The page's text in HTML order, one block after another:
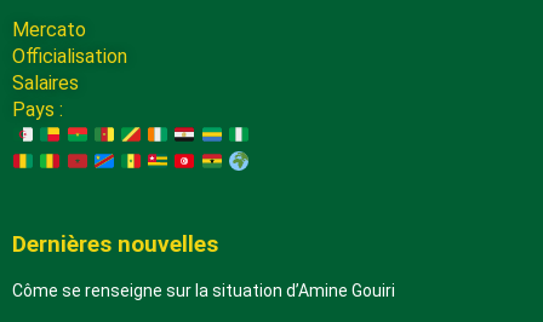
Mercato
Officialisation
Salaires
Pays :
Dernières nouvelles
Côme se renseigne sur la situation d’Amine Gouiri